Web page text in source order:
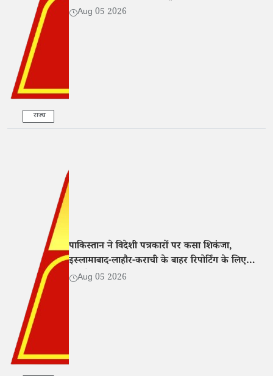
राज्य
Aug 05 2026
पाकिस्तान ने विदेशी पत्रकारों पर कसा शिकंजा,
इस्लामाबाद-लाहौर-कराची के बाहर रिपोर्टिंग के लिए
एनओसी अनिवार्य
Aug 05 2026